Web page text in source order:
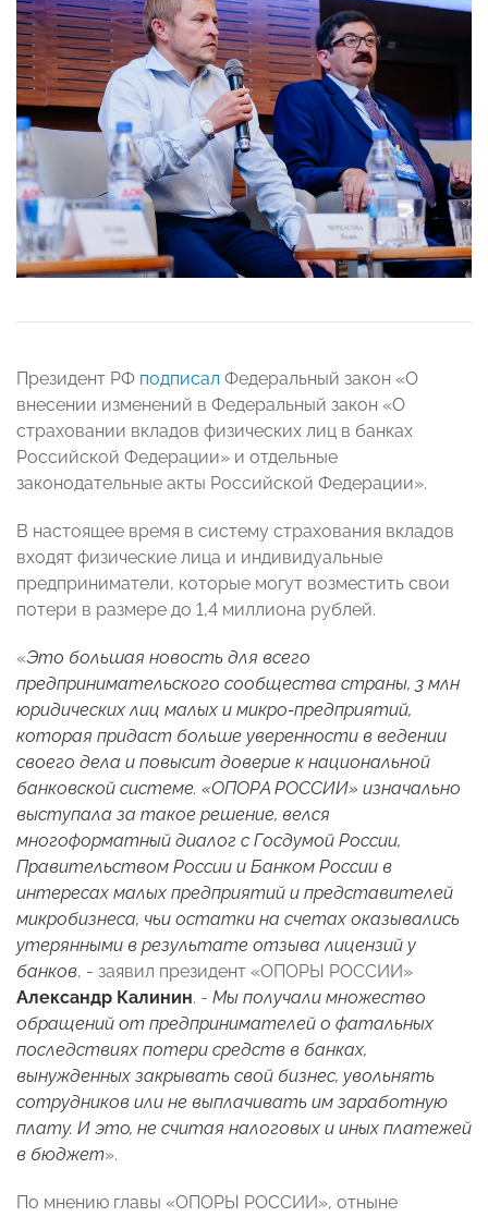
Президент РФ подписал Федеральный закон «О
внесении изменений в Федеральный закон «О
страховании вкладов физических лиц в банках
Российской Федерации» и отдельные
законодательные акты Российской Федерации».
В настоящее время в систему страхования вкладов
входят физические лица и индивидуальные
предприниматели, которые могут возместить свои
потери в размере до 1,4 миллиона рублей.
«Это большая новость для всего
предпринимательского сообщества страны, 3 млн
юридических лиц малых и микро-предприятий,
которая придаст больше уверенности в ведении
своего дела и повысит доверие к национальной
банковской системе. «ОПОРА РОССИИ» изначально
выступала за такое решение, велся
многоформатный диалог с Госдумой России,
Правительством России и Банком России в
интересах малых предприятий и представителей
микробизнеса, чьи остатки на счетах оказывались
утерянными в результате отзыва лицензий у
банков, - заявил президент «ОПОРЫ РОССИИ»
Александр Калинин. - Мы получали множество
обращений от предпринимателей о фатальных
последствиях потери средств в банках,
вынужденных закрывать свой бизнес, увольнять
сотрудников или не выплачивать им заработную
плату. И это, не считая налоговых и иных платежей
в бюджет».
По мнению главы «ОПОРЫ РОССИИ», отныне